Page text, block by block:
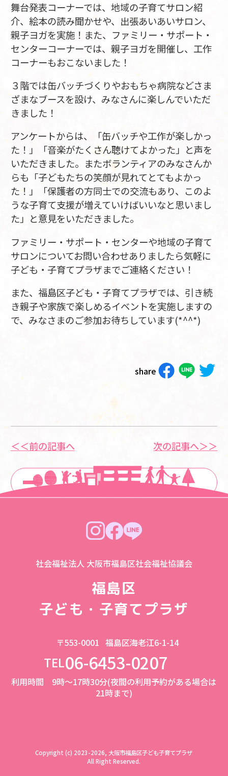
舞台発表コーナーでは、地域の子育てサロン紹
介、絵本の読み聞かせや、出張あいあいサロン、
親子ヨガを実施！また、ファミリー・サポート・
センターコーナーでは、親子ヨガを開催し、工作
コーナーもおこないました！
３階では缶バッチづくりやおもちゃ病院などさま
ざまなブースを設け、みなさんに楽しんでいただ
きました！
アンケートからは、「缶バッチや工作が楽しかっ
た！」「音楽がたくさん聴けてよかった」と声を
いただきました。またボランティアのみなさんか
らも「子どもたちの笑顔が見れてとてもよかっ
た！」「保護者の方同士での交流もあり、このよ
うな子育て支援が増えていけばいいなと思いまし
た」と意見をいただきました。
ファミリー・サポート・センターや地域の子育て
サロンについてお問い合わせありましたら気軽に
子ども・子育てプラザまでご連絡ください！
また、福島区子ども・子育てプラザでは、引き続
き親子や家族で楽しめるイベントを実施しますの
で、みなさまのご参加お待ちしています(*^^*)
share
＜＜前の記事へ
一覧に戻る
次の記事へ＞＞
社会福祉法人 大阪市福島区社会福祉協議会
福島区
子ども・子育てプラザ
〒553-0001 福島区海老江6-1-14
TEL06-6453-0207
利用時間 9時～17時30分(夜間の利用予約がある場合は
21時まで)
Copyright (c) 2023-2026, 大阪市福島区子ども子育てプラザ
All Right Reserved.